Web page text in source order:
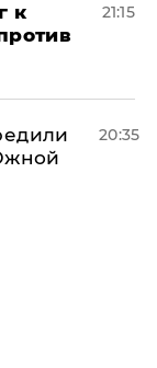
к
21:15
20:35